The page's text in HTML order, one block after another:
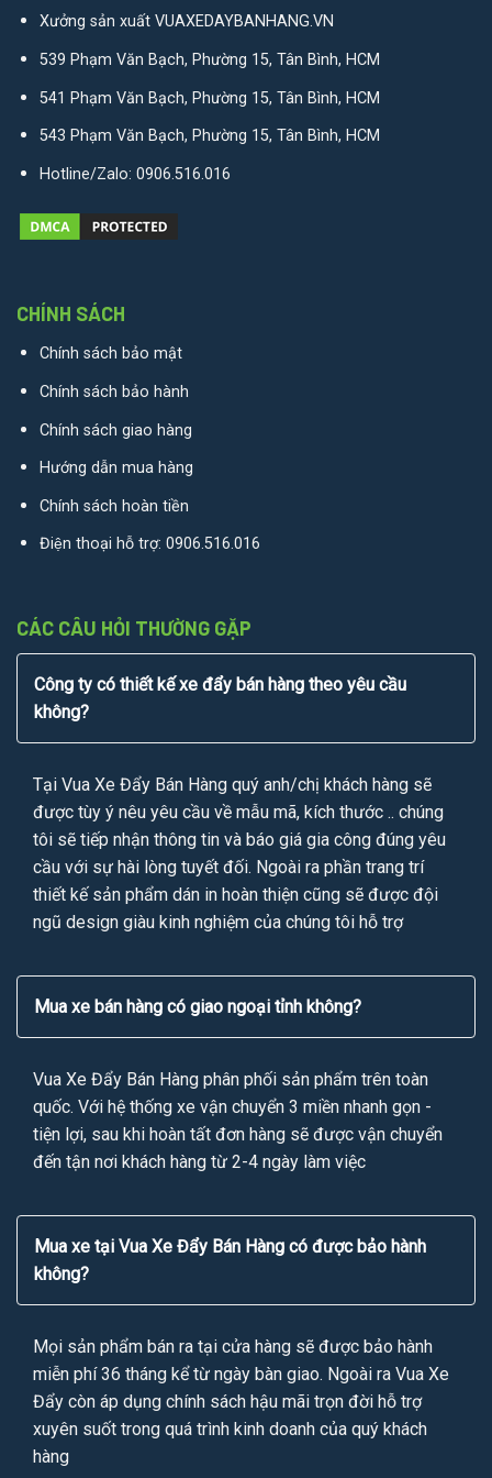
Xưởng sản xuất VUAXEDAYBANHANG.VN
539 Phạm Văn Bạch, Phường 15, Tân Bình, HCM
541 Phạm Văn Bạch, Phường 15, Tân Bình, HCM
543 Phạm Văn Bạch, Phường 15, Tân Bình, HCM
Hotline/Zalo: 0906.516.016
CHÍNH SÁCH
Chính sách bảo mật
Chính sách bảo hành
Chính sách giao hàng
Hướng dẫn mua hàng
Chính sách hoàn tiền
Điện thoại hỗ trợ: 0906.516.016
CÁC CÂU HỎI THƯỜNG GẶP
Công ty có thiết kế xe đẩy bán hàng theo yêu cầu
không?
Tại Vua Xe Đẩy Bán Hàng quý anh/chị khách hàng sẽ
được tùy ý nêu yêu cầu về mẫu mã, kích thước .. chúng
tôi sẽ tiếp nhận thông tin và báo giá gia công đúng yêu
cầu với sự hài lòng tuyết đối. Ngoài ra phần trang trí
thiết kế sản phẩm dán in hoàn thiện cũng sẽ được đội
ngũ design giàu kinh nghiệm của chúng tôi hỗ trợ
Mua xe bán hàng có giao ngoại tỉnh không?
Vua Xe Đẩy Bán Hàng phân phối sản phẩm trên toàn
quốc. Với hệ thống xe vận chuyển 3 miền nhanh gọn -
tiện lợi, sau khi hoàn tất đơn hàng sẽ được vận chuyển
đến tận nơi khách hàng từ 2-4 ngày làm việc
Mua xe tại Vua Xe Đẩy Bán Hàng có được bảo hành
không?
Mọi sản phẩm bán ra tại cửa hàng sẽ được bảo hành
miễn phí 36 tháng kể từ ngày bàn giao. Ngoài ra Vua Xe
Đẩy còn áp dụng chính sách hậu mãi trọn đời hỗ trợ
xuyên suốt trong quá trình kinh doanh của quý khách
hàng